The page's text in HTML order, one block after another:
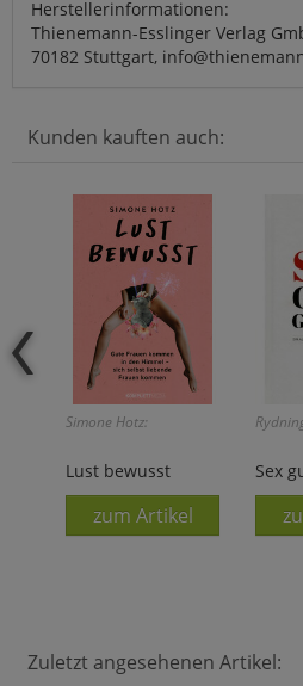
Herstellerinformationen:
Thienemann-Esslinger Verlag
70182 Stuttgart,
Kunden kauften auch:
Simone Hotz:
Lust bewusst
zum Artikel
Sex
Zuletzt angesehenen Artikel: